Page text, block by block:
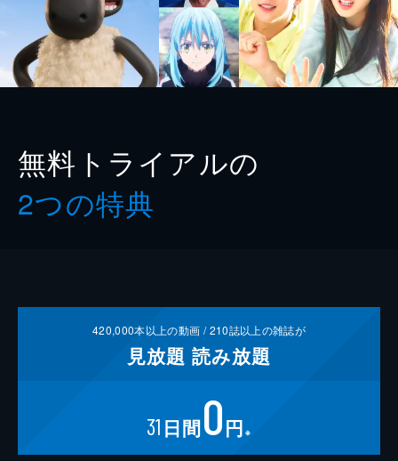
無料トライアルの
2つの特典
420,000本以上の動画 /210誌以上の雑誌が
見放題 読み放題
31 日間0円 ※